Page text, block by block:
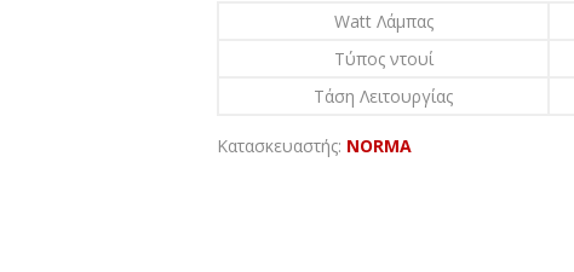
Watt Λάμπας
Τύπος ντουί
Τάση Λειτουργίας
Κατασκευαστής: NORMA